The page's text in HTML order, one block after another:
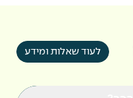
לעוד שאלות ומידע